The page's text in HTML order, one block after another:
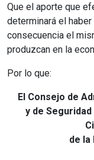
Que el aporte que
determinará el
consecuencia el
produzcan en la
Por lo que:
El Consejo de
y de
de la